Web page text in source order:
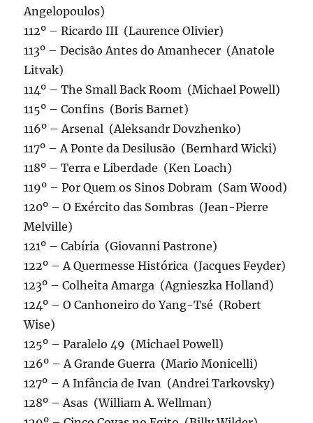
Angelopoulos)
112º – Ricardo III (Laurence Olivier)
113º – Decisão Antes do Amanhecer (Anatole
Litvak)
114º – The Small Back Room (Michael Powell)
115º – Confins (Boris Barnet)
116º – Arsenal (Aleksandr Dovzhenko)
117º – A Ponte da Desilusão (Bernhard Wicki)
118º – Terra e Liberdade (Ken Loach)
119º – Por Quem os Sinos Dobram (Sam Wood)
120º – O Exército das Sombras (Jean-Pierre
Melville)
121º – Cabíria (Giovanni Pastrone)
122º – A Quermesse Histórica (Jacques Feyder)
123º – Colheita Amarga (Agnieszka Holland)
124º – O Canhoneiro do Yang-Tsé (Robert
Wise)
125º – Paralelo 49 (Michael Powell)
126º – A Grande Guerra (Mario Monicelli)
127º – A Infância de Ivan (Andrei Tarkovsky)
128º – Asas (William A. Wellman)